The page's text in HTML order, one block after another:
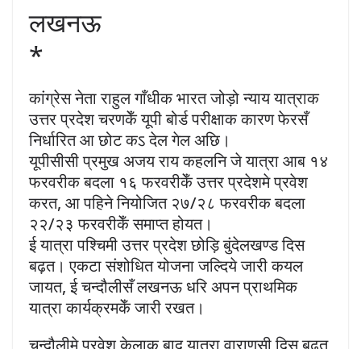
लखनऊ
*
कांग्रेस नेता राहुल गाँधीक भारत जोड़ो न्याय यात्राक
उत्तर प्रदेश चरणकेँ यूपी बोर्ड परीक्षाक कारण फेरसँ
निर्धारित आ छोट कऽ देल गेल अछि।
यूपीसीसी प्रमुख अजय राय कहलनि जे यात्रा आब १४
फरवरीक बदला १६ फरवरीकेँ उत्तर प्रदेशमे प्रवेश
करत, आ पहिने नियोजित २७/२८ फरवरीक बदला
२२/२३ फरवरीकेँ समाप्त होयत।
ई यात्रा पश्चिमी उत्तर प्रदेश छोड़ि बुंदेलखण्ड दिस
बढ़त। एकटा संशोधित योजना जल्दिये जारी कयल
जायत, ई चन्दौलीसँ लखनऊ धरि अपन प्राथमिक
यात्रा कार्यक्रमकेँ जारी रखत।
चन्दौलीमे प्रवेश केलाक बाद यात्रा वाराणसी दिस बढ़त